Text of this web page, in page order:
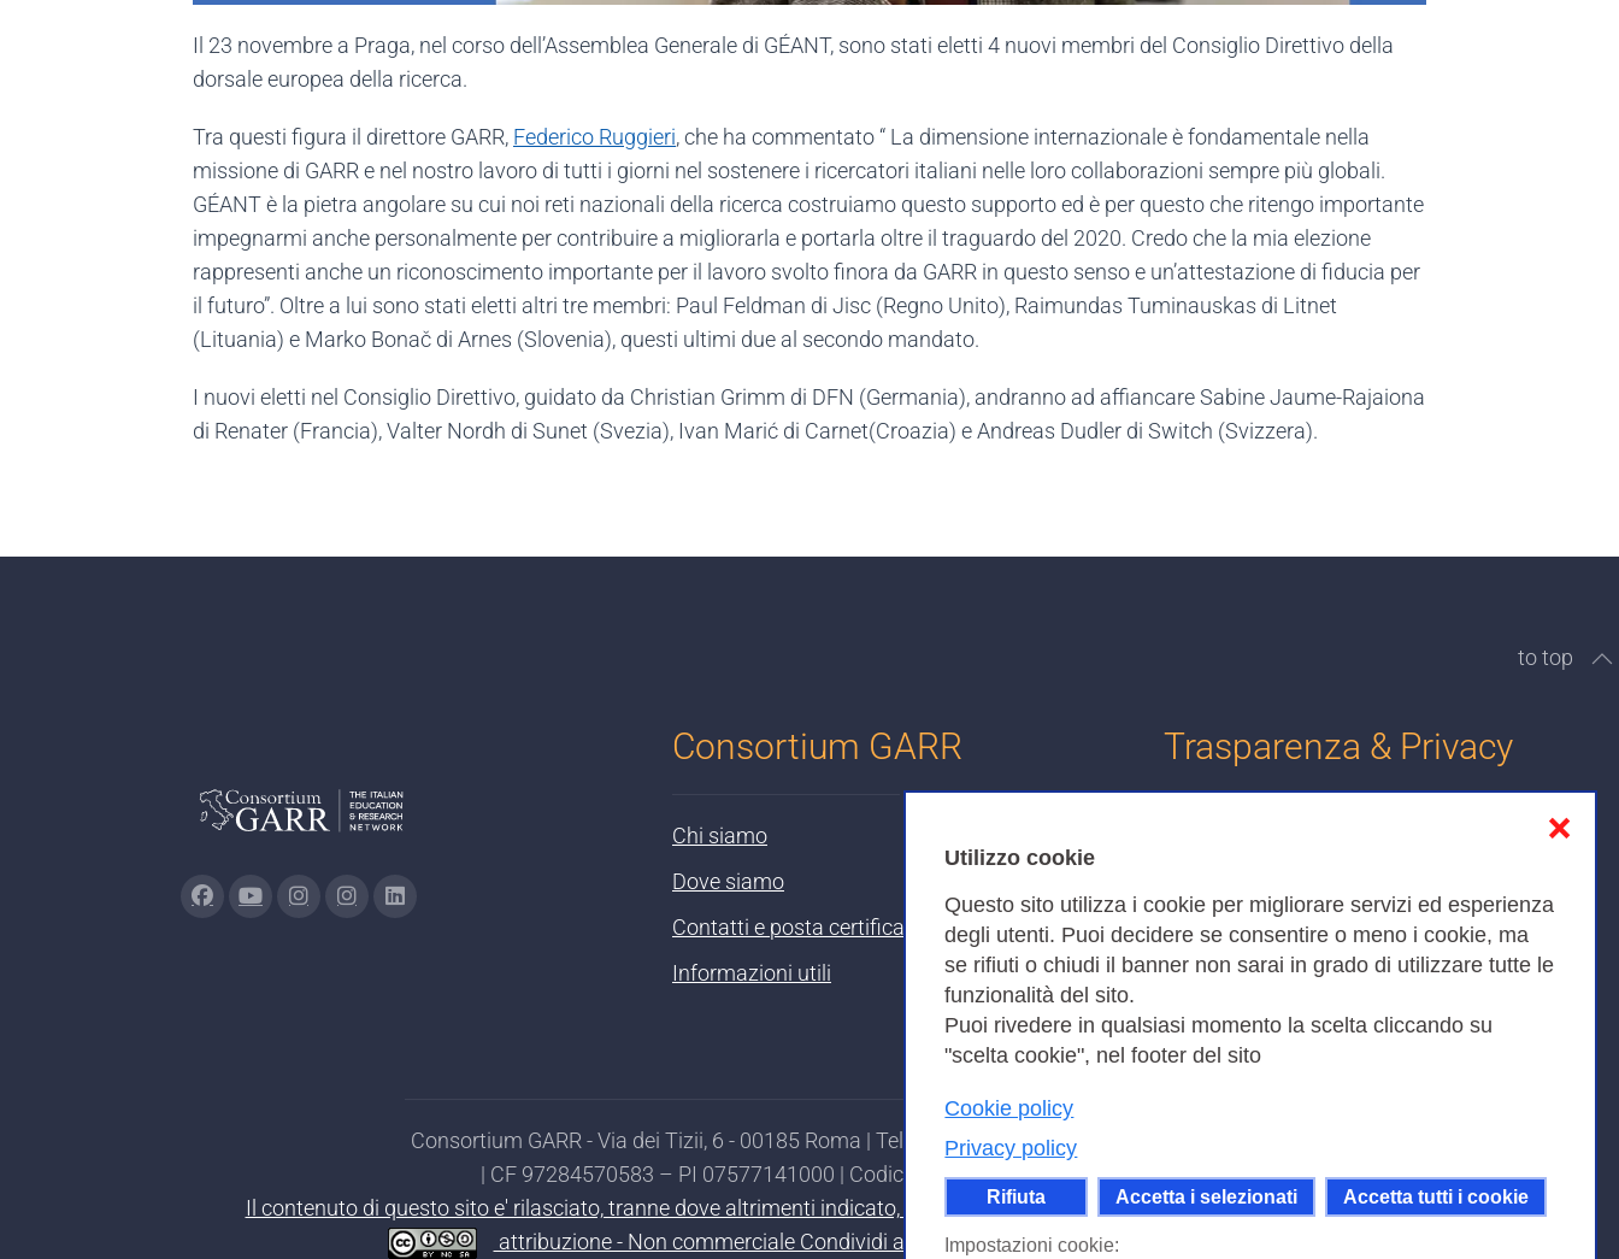
Utilizzo cookie
Questo sito utilizza i cookie per migliorare servizi ed esperienza
degli utenti. Puoi decidere se consentire o meno i cookie, ma
se rifiuti o chiudi il banner non sarai in grado di utilizzare tutte le
funzionalità del sito.
Puoi rivedere in qualsiasi momento la scelta cliccando su
"scelta cookie", nel footer del sito
Cookie policy
Privacy policy
Rifiuta Accetta i selezionati Accetta tutti i cookie
❌
Impostazioni cookie:
Il 23 novembre a Praga, nel corso dell’Assemblea Generale di GÉANT, sono stati eletti 4 nuovi membri del Consiglio Direttivo della
dorsale europea della ricerca.
Tra questi figura il direttore GARR, Federico Ruggieri, che ha commentato “ La dimensione internazionale è fondamentale nella
missione di GARR e nel nostro lavoro di tutti i giorni nel sostenere i ricercatori italiani nelle loro collaborazioni sempre più globali.
GÉANT è la pietra angolare su cui noi reti nazionali della ricerca costruiamo questo supporto ed è per questo che ritengo importante
impegnarmi anche personalmente per contribuire a migliorarla e portarla oltre il traguardo del 2020. Credo che la mia elezione
rappresenti anche un riconoscimento importante per il lavoro svolto finora da GARR in questo senso e un’attestazione di fiducia per
il futuro”. Oltre a lui sono stati eletti altri tre membri: Paul Feldman di Jisc (Regno Unito), Raimundas Tuminauskas di Litnet
(Lituania) e Marko Bonač di Arnes (Slovenia), questi ultimi due al secondo mandato.
I nuovi eletti nel Consiglio Direttivo, guidato da Christian Grimm di DFN (Germania), andranno ad affiancare Sabine Jaume-Rajaiona
di Renater (Francia), Valter Nordh di Sunet (Svezia), Ivan​ Marić​ di Carnet(Croazia) e Andreas Dudler di Switch (Svizzera).
to top
Consortium GARR
Chi siamo
Dove siamo
Contatti e posta certificata
Informazioni utili
Trasparenza & Privacy
Amministrazione trasparente
Bandi di Gara
Consortium GARR - Via dei Tizii, 6 - 00185 Roma | Tel. 0649622000 - Fax 0649622044
| CF 97284570583 – PI 07577141000 | Codice Destinatario 7EU9KEU |
Il contenuto di questo sito e' rilasciato, tranne dove altrimenti indicato, secondo i termini della licenza Creative Commons
attribuzione - Non commerciale Condividi allo stesso modo 4.0 Internazionale.